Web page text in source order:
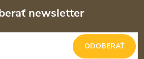
newsletter
ODOBERAŤ